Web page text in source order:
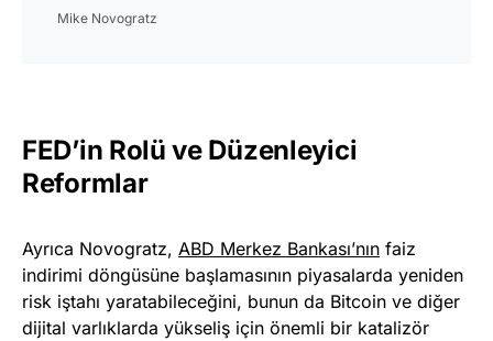
Mike Novogratz
FED’in Rolü ve Düzenleyici
Reformlar
Ayrıca Novogratz, ABD Merkez Bankası’nın faiz
indirimi döngüsüne başlamasının piyasalarda yeniden
risk iştahı yaratabileceğini, bunun da Bitcoin ve diğer
dijital varlıklarda yükseliş için önemli bir katalizör